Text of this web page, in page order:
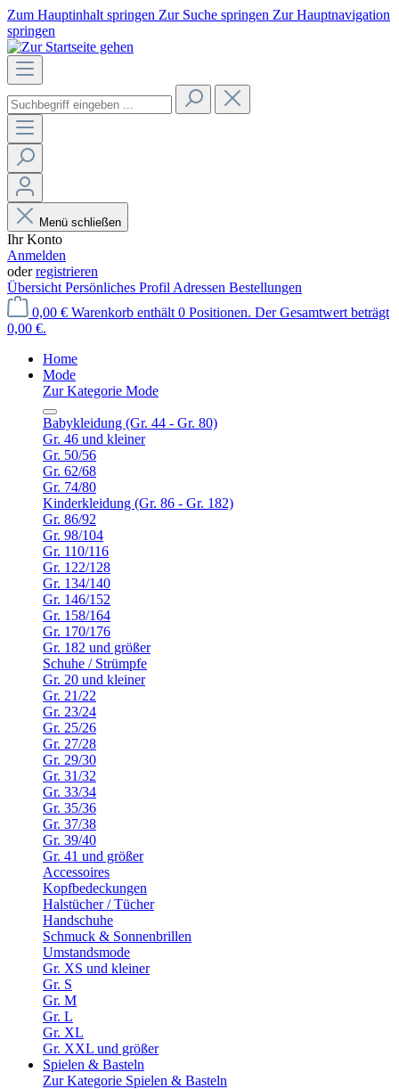
Zum Hauptinhalt springen Zur Suche springen Zur Hauptnavigation
springen
Menü schließen
Ihr Konto
Anmelden
oderregistrieren
Übersicht Persönliches Profil Adressen Bestellungen
0,00 € Warenkorb enthält 0 Positionen. Der Gesamtwert beträgt
0,00 €.
Home
Mode
Zur Kategorie Mode
Babykleidung (Gr. 44 - Gr. 80)
Gr. 46 und kleiner
Gr. 50/56
Gr. 62/68
Gr. 74/80
Kinderkleidung (Gr. 86 - Gr. 182)
Gr. 86/92
Gr. 98/104
Gr. 110/116
Gr. 122/128
Gr. 134/140
Gr. 146/152
Gr. 158/164
Gr. 170/176
Gr. 182 und größer
Schuhe / Strümpfe
Gr. 20 und kleiner
Gr. 21/22
Gr. 23/24
Gr. 25/26
Gr. 27/28
Gr. 29/30
Gr. 31/32
Gr. 33/34
Gr. 35/36
Gr. 37/38
Gr. 39/40
Gr. 41 und größer
Accessoires
Kopfbedeckungen
Halstücher / Tücher
Handschuhe
Schmuck & Sonnenbrillen
Umstandsmode
Gr. XS und kleiner
Gr. S
Gr. M
Gr. L
Gr. XL
Gr. XXL und größer
Spielen & Basteln
Zur Kategorie Spielen & Basteln